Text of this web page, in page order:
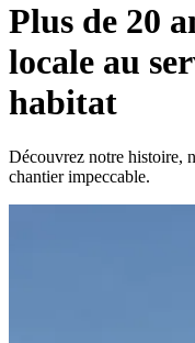
Plus de 20
locale au
habitat
Découvrez notre histoire,
chantier impeccable.